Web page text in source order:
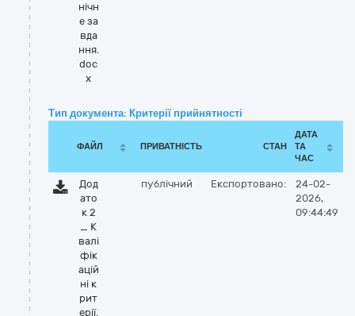
нічн
е за
вда
ння.
doc
x
Тип документа: Критерії прийнятності
ФАЙЛ ПРИВАТНІСТЬ СТАН
ДАТА
ТА
ЧАС
Дод
ато
к 2
_ К
валі
фік
ацій
ні к
рит
ерії.
публічний Експортовано:
24-02-
2026,
09:44:49